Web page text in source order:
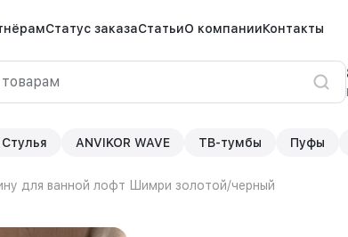
Статус заказаСтатьиО компанииКонтакты
Стулья ANVIKOR WAVE ТВ-тумбы Пуфы
для ванной лофт Шимри золотой/черный